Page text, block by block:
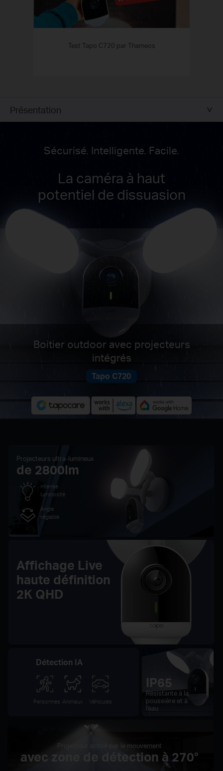
Test Tapo C720 par Thameos
Présentation
Sécurisé. Intelligente. Facile.
La caméra à haut
potentiel de dissuasion
Boitier outdoor avec projecteurs
intégrés
Tapo C720
Angle
réglable
intense
luminosité
Projecteurs ultra-lumineux
de 2800lm
Véhicules
Animaux
Personnes
Détection IA
IP65
Résistante à la
poussière et à
l'eau
Affichage Live
haute définition
2K QHD
Projecteur activé par le mouvement
avec zone de détection à 270°